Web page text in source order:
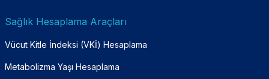
Sağlık Hesaplama Araçları
Vücut Kitle İndeksi (VKİ) Hesaplama
Metabolizma Yaşı Hesaplama